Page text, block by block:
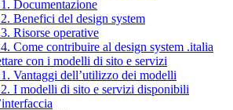
Documentazione
Benefici del design system
Risorse operative
Come contribuire al design system .italia
con i modelli di sito e servizi
Vantaggi dell’utilizzo dei modelli
I modelli di sito e servizi disponibili